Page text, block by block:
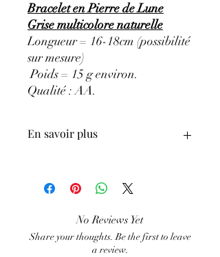
Bracelet en Pierre de Lune
Grise multicolore naturelle
Longueur = 16-18cm (possibilité
sur mesure)
Poids = 15 g environ.
Qualité : AA.
En savoir plus
Minéraux en Lithothérapie n'exclut en
aucun cas la poursuite d'un traitement
C'est un complément.
No Reviews Yet
Share your thoughts. Be the first to leave
a review.